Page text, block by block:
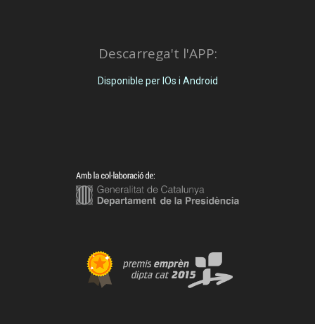
Descarrega't l'APP:
Disponible per IOs i Android